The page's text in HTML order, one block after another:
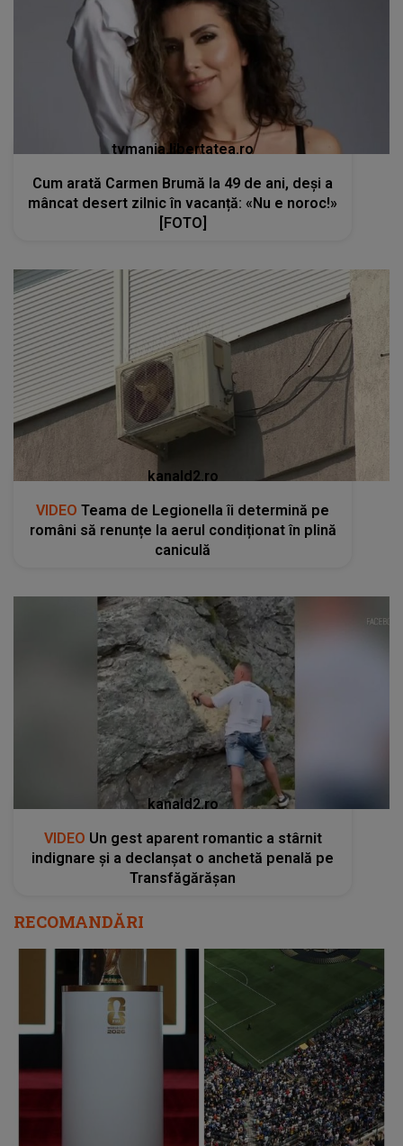
tvmania.libertatea.ro
Cum arată Carmen Brumă la 49 de ani, deși a
mâncat desert zilnic în vacanță: «Nu e noroc!»
[FOTO]
kanald2.ro
VIDEO Teama de Legionella îi determină pe
români să renunțe la aerul condiționat în plină
caniculă
kanald2.ro
VIDEO Un gest aparent romantic a stârnit
indignare și a declanșat o anchetă penală pe
Transfăgărășan
RECOMANDĂRI